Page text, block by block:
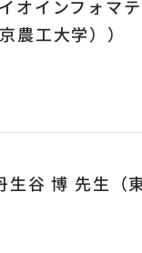
オインフォマ
農工大学））
生谷 博 先生（